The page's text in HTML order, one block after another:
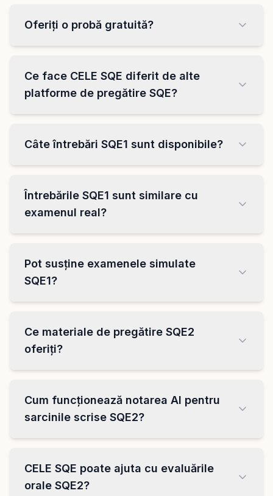
Oferiți o probă gratuită?
Ce face CELE SQE diferit de alte
platforme de pregătire SQE?
Câte întrebări SQE1 sunt disponibile?
Întrebările SQE1 sunt similare cu
examenul real?
Pot susține examenele simulate
SQE1?
Ce materiale de pregătire SQE2
oferiți?
Cum funcționează notarea AI pentru
sarcinile scrise SQE2?
CELE SQE poate ajuta cu evaluările
orale SQE2?